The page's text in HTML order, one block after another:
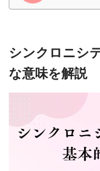
シンクロニシ
な意味を解説